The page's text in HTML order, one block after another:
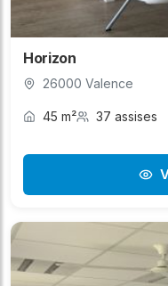
Horizon
26000 Valence
45 m² 37 assises